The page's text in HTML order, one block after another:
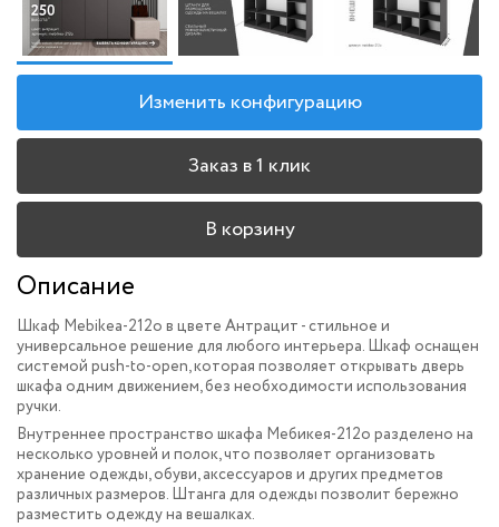
Изменить конфигурацию
Заказ в 1 клик
В корзину
Описание
Шкаф Mebikea-212o в цвете Антрацит - стильное и
универсальное решение для любого интерьера. Шкаф оснащен
системой push-to-open, которая позволяет открывать дверь
шкафа одним движением, без необходимости использования
ручки.
Внутреннее пространство шкафа Мебикея-212o разделено на
несколько уровней и полок, что позволяет организовать
хранение одежды, обуви, аксессуаров и других предметов
различных размеров. Штанга для одежды позволит бережно
разместить одежду на вешалках.